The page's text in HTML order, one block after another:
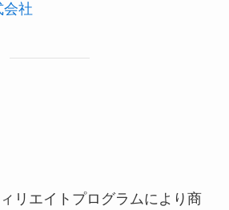
会社
リエイトプログラムにより商